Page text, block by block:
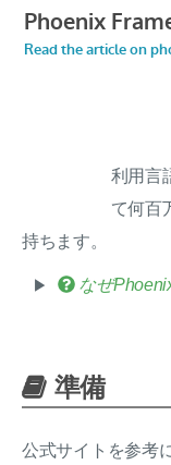
利用言
て何百
持ちます。
なぜ
準備
公式サイトを参考